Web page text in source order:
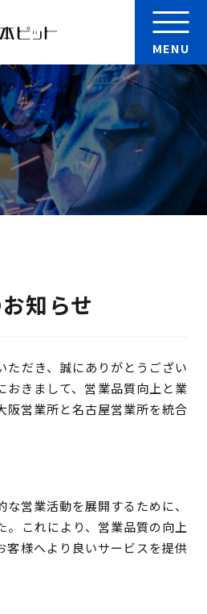
検 索
見積もり窓口
8567
592-4141
MENU
知らせ
ただき、誠にありがとうござい
おきまして、営業品質向上と業
阪営業所と名古屋営業所を統合
営業活動を展開するために、
。これにより、営業品質の向上
客様へより良いサービスを提供